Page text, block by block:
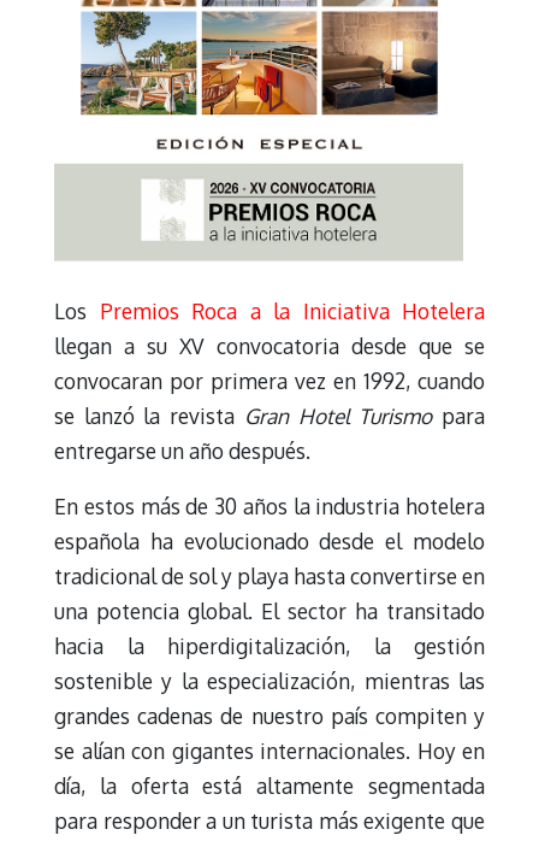
Los Premios Roca a la Iniciativa Hotelera
llegan a su XV convocatoria desde que se
convocaran por primera vez en 1992, cuando
se lanzó la revista Gran Hotel Turismo para
entregarse un año después.
En estos más de 30 años la industria hotelera
española ha evolucionado desde el modelo
tradicional de sol y playa hasta convertirse en
una potencia global. El sector ha transitado
hacia la hiperdigitalización, la gestión
sostenible y la especialización, mientras las
grandes cadenas de nuestro país compiten y
se alían con gigantes internacionales. Hoy en
día, la oferta está altamente segmentada
para responder a un turista más exigente que